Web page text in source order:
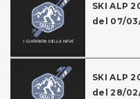
SKI ALP
del 07/
SKI ALP
del 28/